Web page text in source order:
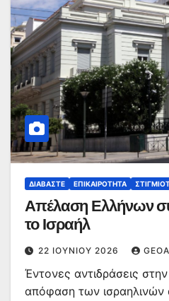
ΔΙΑΒΆΣΤΕ ΕΠΙΚΑΙΡΌΤΗΤΑ
Απέλαση Ελλήνων
το Ισραήλ
22 ΙΟΥΝΊΟΥ 2026
Έντονες αντιδράσεις
απόφαση των